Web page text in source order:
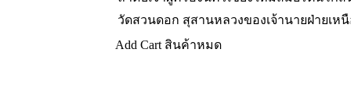
วัดสวนดอก สุสานหลวงของเจ้านายฝ่ายเห
Add Cart สินค้าหมด